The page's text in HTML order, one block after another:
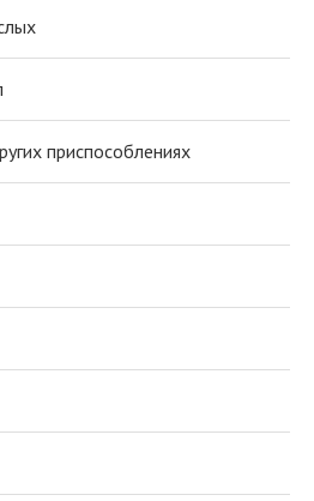
приспособлениях